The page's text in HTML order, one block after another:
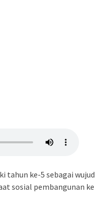
tahun ke-5 sebagai wujud
sosial pembangunan ke